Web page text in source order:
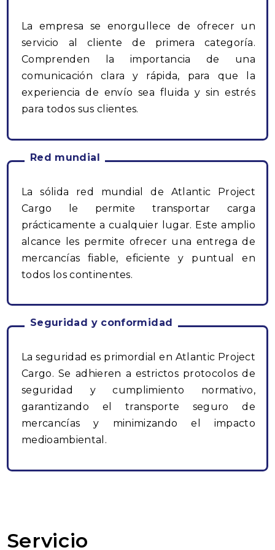
La empresa se enorgullece de ofrecer un
servicio al cliente de primera categoría.
Comprenden la importancia de una
comunicación clara y rápida, para que la
experiencia de envío sea fluida y sin estrés
para todos sus clientes.
Red mundial
La sólida red mundial de Atlantic Project
Cargo le permite transportar carga
prácticamente a cualquier lugar. Este amplio
alcance les permite ofrecer una entrega de
mercancías fiable, eficiente y puntual en
todos los continentes.
Seguridad y conformidad
La seguridad es primordial en Atlantic Project
Cargo. Se adhieren a estrictos protocolos de
seguridad y cumplimiento normativo,
garantizando el transporte seguro de
mercancías y minimizando el impacto
medioambiental.
Servicio